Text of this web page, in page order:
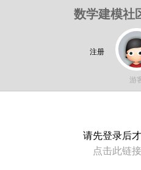
数学建模社
注册
游
请先登录后
点击此链